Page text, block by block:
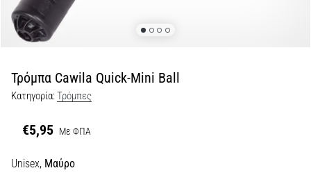
Εμφάνιση
όλων
άρθρων
Τρόμπα Cawila Quick-Mini Ball
Κατηγορία:Τρόμπες
€5,95 Με ΦΠΑ
Unisex, Μαύρο